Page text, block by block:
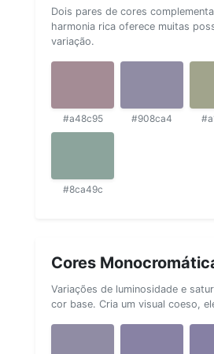
Dois pares de cores
harmonia rica oferece muitas
variação.
#a48c95 #908ca4
#8ca49c
Cores
Variações de luminosidade e
cor base. Cria um visual coeso,